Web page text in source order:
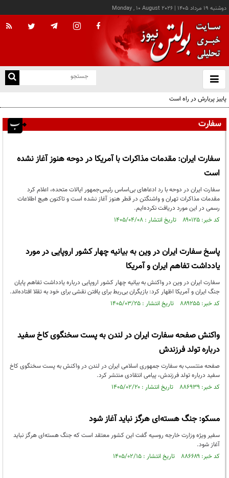
دوشنبه ۱۹ مرداد ۱۴۰۵ |
Monday , 10 August 2026
باز
و
پاییز پربارش در راه است
سفارت
سفارت ایران: مقدمات مذاکرات با آمریکا در دوحه هنوز آغاز نشده
است
سفارت ایران در دوحه با رد ادعاهای بی‌اساس رئیس‌جمهور ایالات متحده، اعلام کرد
مقدمات مذاکرات تهران و واشنگتن در قطر هنوز آغاز نشده است و تاکنون هیچ اطلاعات
رسمی در این مورد دریافت نکرده‌ایم.
کد خبر: ۸۹۰۱۲۵ تاریخ انتشار : ۱۴۰۵/۰۴/۰۸
پاسخ سفارت ایران در وین به بیانیه چهار کشور اروپایی در مورد
یادداشت تفاهم ایران و آمریکا
سفارت ایران در وین در واکنش به بیانیه چهار کشور اروپایی درباره یادداشت تفاهم پایان
جنگ ایران و آمریکا اظهار کرد: بازیگران بی‌ربط برای یافتن نقشی برای خود به تقلا افتاده‌اند.
کد خبر: ۸۸۹۲۵۵ تاریخ انتشار : ۱۴۰۵/۰۳/۲۵
واکنش صفحه سفارت ایران در لندن به پست سخنگوی کاخ سفید
درباره تولد فرزندش
صفحه منتسب به سفارت جمهوری اسلامی ایران در لندن در واکنش به پست سخنگوی کاخ
سفید درباره تولد فرزندش، پیامی انتقادی منتشر کرد.
کد خبر: ۸۸۶۹۳۹ تاریخ انتشار : ۱۴۰۵/۰۲/۲۰
مسکو: جنگ هسته‌ای هرگز نباید آغاز شود
سفیر ویژه وزارت خارجه روسیه گفت این کشور معتقد است که جنگ هسته‌ای هرگز نباید
آغاز شود.
کد خبر: ۸۸۶۶۸۹ تاریخ انتشار : ۱۴۰۵/۰۲/۱۵